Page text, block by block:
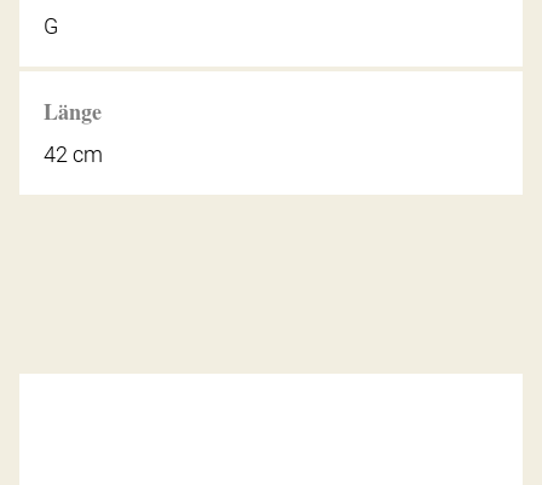
G
Länge
42 cm